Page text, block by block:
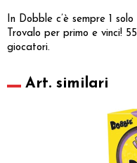
In Dobble c’è sempre 1
Trovalo per primo e vinci!
giocatori.
Art. similari